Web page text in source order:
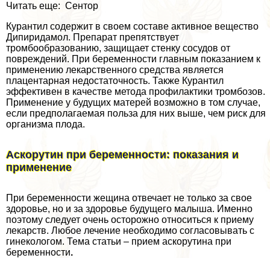
Читать еще: Сентор
Курантил содержит в своем составе активное вещество
Дипиридамол. Препарат препятствует
тромбообразованию, защищает стенку сосудов от
повреждений. При беременности главным показанием к
применению лекарственного средства является
плацентарная недостаточность. Также Курантил
эффективен в качестве метода профилактики тромбозов.
Применение у будущих матерей возможно в том случае,
если предполагаемая польза для них выше, чем риск для
организма плода.
Аскорутин при беременности: показания и
применение
При беременности жещина отвечает не только за свое
здоровье, но и за здоровье будущего малыша. Именно
поэтому следует очень осторожно относиться к приему
лекарств. Любое лечение необходимо согласовывать с
гинекологом. Тема статьи – прием аскорутина при
беременности.